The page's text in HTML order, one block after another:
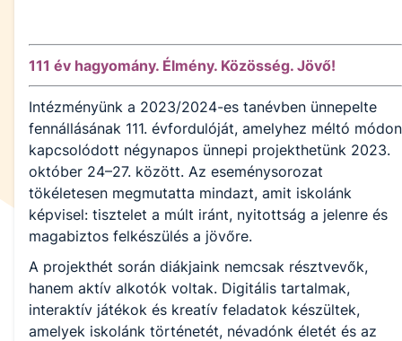
111 év hagyomány. Élmény. Közösség. Jövő!
Intézményünk a 2023/2024-es tanévben ünnepelte
fennállásának 111. évfordulóját, amelyhez méltó módon
kapcsolódott négynapos ünnepi projekt­hetünk 2023.
október 24–27. között. Az eseménysorozat
tökéletesen megmutatta mindazt, amit iskolánk
képvisel: tisztelet a múlt iránt, nyitottság a jelenre és
magabiztos felkészülés a jövőre.
A projekt­hét során diákjaink nemcsak résztvevők,
hanem aktív alkotók voltak. Digitális tartalmak,
interaktív játékok és kreatív feladatok készültek,
amelyek iskolánk történetét, névadónk életét és az